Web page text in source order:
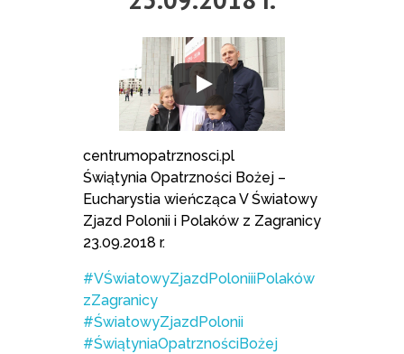
centrumopatrznosci.pl
Świątynia Opatrzności Bożej –
Eucharystia wieńcząca V Światowy
Zjazd Polonii i Polaków z Zagranicy
23.09.2018 r.
#VŚwiatowyZjazdPoloniiiPolaków
zZagranicy
#ŚwiatowyZjazdPolonii
#ŚwiątyniaOpatrznościBożej